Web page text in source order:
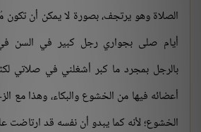
الصلاة وهو يرتجف، بصورة لا يمكن أن
أيام صلى بجواري رجل كبير في السن في
بالرجل بمجرد ما كبر أشغلني في صلاتي
أعضائه فيها من الخشوع والبكاء، وهذا مع
الخشوع؛ لأنه كما يبدو أن نفسه قد ارتاضت